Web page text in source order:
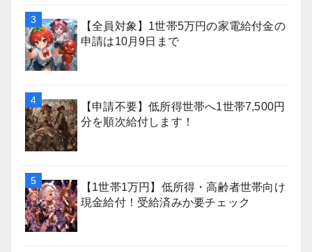
【全員対象】1世帯5万円の家電給付金の
申請は10月9日まで
【申請不要】低所得世帯へ1世帯7,500円
分を順次給付します！
【1世帯1万円】低所得・高齢者世帯向け
現金給付！受給済みか要チェック